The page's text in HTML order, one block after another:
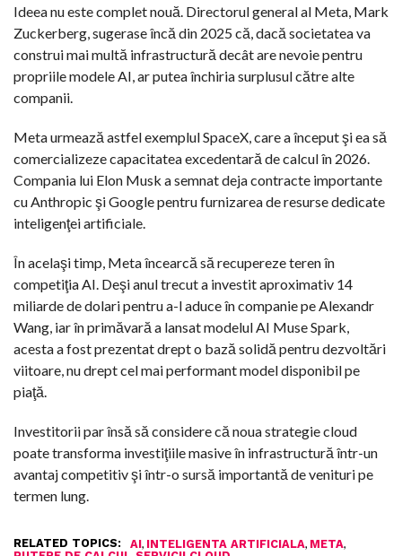
Ideea nu este complet nouă. Directorul general al Meta, Mark
Zuckerberg, sugerase încă din 2025 că, dacă societatea va
construi mai multă infrastructură decât are nevoie pentru
propriile modele AI, ar putea închiria surplusul către alte
companii.
Meta urmează astfel exemplul SpaceX, care a început şi ea să
comercializeze capacitatea excedentară de calcul în 2026.
Compania lui Elon Musk a semnat deja contracte importante
cu Anthropic şi Google pentru furnizarea de resurse dedicate
inteligenţei artificiale.
În acelaşi timp, Meta încearcă să recupereze teren în
competiţia AI. Deşi anul trecut a investit aproximativ 14
miliarde de dolari pentru a-l aduce în companie pe Alexandr
Wang, iar în primăvară a lansat modelul AI Muse Spark,
acesta a fost prezentat drept o bază solidă pentru dezvoltări
viitoare, nu drept cel mai performant model disponibil pe
piaţă.
Investitorii par însă să considere că noua strategie cloud
poate transforma investiţiile masive în infrastructură într-un
avantaj competitiv şi într-o sursă importantă de venituri pe
termen lung.
RELATED TOPICS: AI, INTELIGENTA ARTIFICIALA, META,